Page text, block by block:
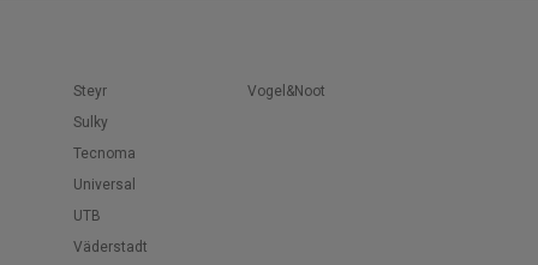
Steyr
Sulky
Tecnoma
Universal
UTB
Väderstadt
Vogel&Noot